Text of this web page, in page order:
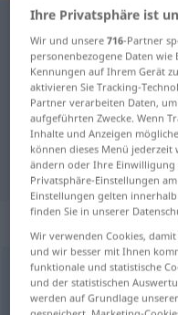
Deutsch-
Deutsch-
für "anecken"
"anecken"
Übersetzung
„anecken“
anecken <sein>
Übersicht aller
Ihre Privatsphäre ist
Wir und unsere716-Partner
personenbezogene Daten
Kennungen auf Ihrem Gerät
aktivieren Sie Tracking-
Partner verarbeiten Daten,
aufgeführten Zwecke. Wenn
Inhalte und Anzeigen
können dieses Menü
ändern oder Ihre
Privatsphäre-Einstellungen
Einstellungen gelten
finden Sie in unserer
Wir verwenden Cookies,
und wir besser mit Ihnen
funktionale und statistische
und der statistischen
werden auf Grundlage